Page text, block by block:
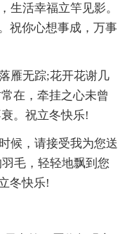
生活幸福立竿见影。
祝你心想事成，万事
雁无踪;花开花谢几
在，牵挂之心未曾
。祝立冬快乐!
候，请接受我为您送
毛，轻轻地飘到您
冬快乐!